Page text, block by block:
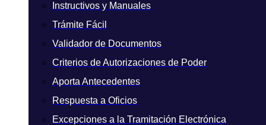
Instructivos y Manuales
Trámite Fácil
Validador de Documentos
Criterios de Autorizaciones de Poder
Aporta Antecedentes
Respuesta a Oficios
Excepciones a la Tramitación Electrónica